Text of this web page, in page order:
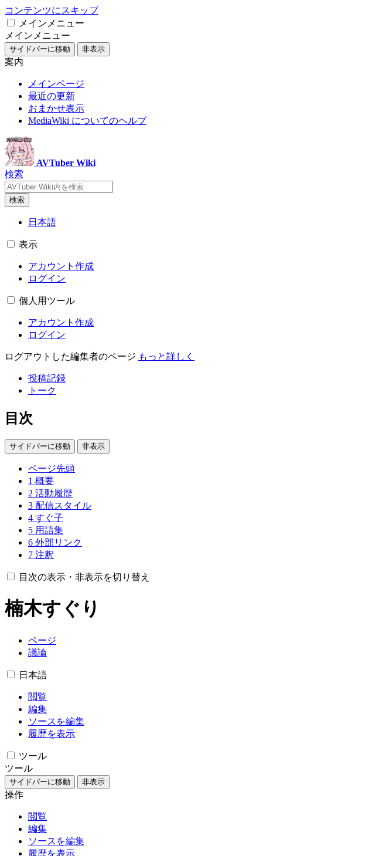
コンテンツにスキップ
メインメニュー
メインメニュー
サイドバーに移動 非表示
案内
メインページ
最近の更新
おまかせ表示
MediaWiki についてのヘルプ
AVTuber Wiki
検索
検索
日本語
表示
アカウント作成
ログイン
個人用ツール
アカウント作成
ログイン
ログアウトした編集者のページ もっと詳しく
投稿記録
トーク
目次
サイドバーに移動 非表示
ページ先頭
1 概要
2 活動履歴
3 配信スタイル
4 すぐ子
5 用語集
6 外部リンク
7 注釈
目次の表示・非表示を切り替え
楠木すぐり
ページ
議論
日本語
閲覧
編集
ソースを編集
履歴を表示
ツール
ツール
サイドバーに移動 非表示
操作
閲覧
編集
ソースを編集
履歴を表示